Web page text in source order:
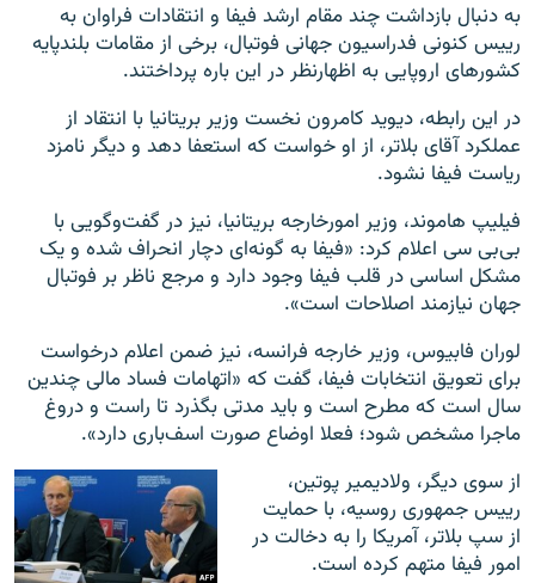
به دنبال بازداشت چند مقام ارشد فیفا و انتقادات فراوان به
رییس کنونی فدراسیون جهانی فوتبال،‌ برخی از مقامات بلندپایه
کشورهای اروپایی به اظهارنظر در این باره پرداختند.
در این رابطه، دیوید کامرون نخست وزیر بریتانیا با انتقاد از
عملکرد آقای بلاتر، از او خواست که استعفا دهد و دیگر نامزد
ریاست فیفا نشود.
فیلیپ هاموند، وزیر امورخارجه بریتانیا، نیز در گفت‌وگویی با
بی‌بی سی اعلام کرد: «فیفا به گونه‌ای دچار انحراف شده و یک
مشکل اساسی در قلب فیفا وجود دارد و مرجع ناظر بر فوتبال
جهان نیازمند اصلاحات است».
لوران فابیوس، وزیر خارجه فرانسه، نیز ضمن اعلام درخواست
برای تعویق انتخابات فیفا،‌ گفت که «اتهامات فساد مالی چندین
سال‌ است که مطرح است و باید مدتی بگذرد تا راست و دروغ
ماجرا مشخص شود؛ فعلا اوضاع صورت اسف‌باری دارد».
از سوی دیگر، ولادیمیر پوتین،
رییس جمهوری روسیه، با حمایت
از سپ بلاتر، آمریکا را به دخالت در
امور فیفا متهم کرده است.